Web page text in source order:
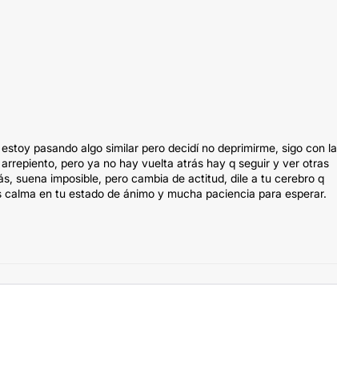
pasando algo similar pero decidí no deprimirme, sigo con la
pero ya no hay vuelta atrás hay q seguir y ver otras
suena imposible, pero cambia de actitud, dile a tu cerebro q
en tu estado de ánimo y mucha paciencia para esperar.